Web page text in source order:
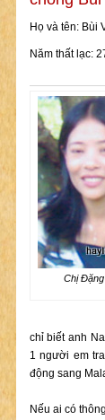
Họ và tên: Bùi
Năm thất lạc:
Chị
chỉ biết anh
1 người em
động sang
Nếu ai có